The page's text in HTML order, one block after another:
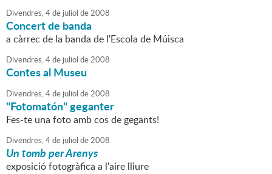
Divendres,4de juliol de2008
Concert de banda
a càrrec de la banda de l'Escola de Múisca
Divendres,4de juliol de2008
Contes al Museu
Divendres,4de juliol de2008
"Fotomatón" geganter
Fes-te una foto amb cos de gegants!
Divendres,4de juliol de2008
Un tomb per Arenys
exposició fotogràfica a l'aire lliure